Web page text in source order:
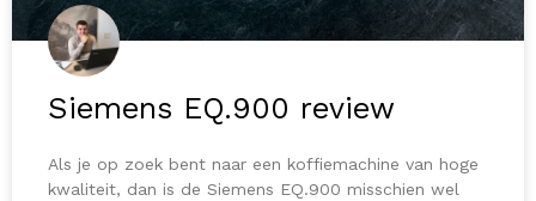
Siemens EQ.900 review
Als je op zoek bent naar een koffiemachine van hoge
kwaliteit, dan is de Siemens EQ.900 misschien wel